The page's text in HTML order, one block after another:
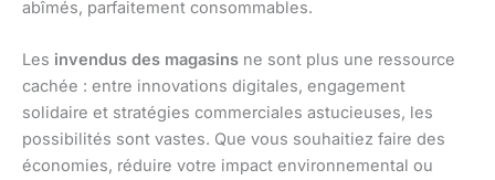
abîmés, parfaitement consommables.
Les invendus des magasins ne sont plus une ressource
cachée : entre innovations digitales, engagement
solidaire et stratégies commerciales astucieuses, les
possibilités sont vastes. Que vous souhaitiez faire des
économies, réduire votre impact environnemental ou